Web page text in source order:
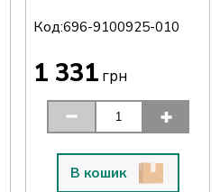
Код:696-9100925-010
1 331 грн
В кошик